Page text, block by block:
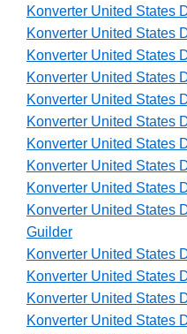
Konverter United States
Konverter United States
Konverter United States
Konverter United States
Konverter United States
Konverter United States
Konverter United States
Konverter United States
Konverter United States
Konverter United States
Guilder
Konverter United States
Konverter United States
Konverter United States
Konverter United States